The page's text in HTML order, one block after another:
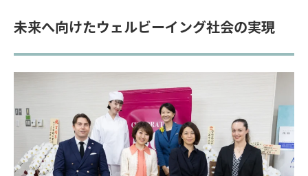
未来へ向けたウェルビーイング社会の実現